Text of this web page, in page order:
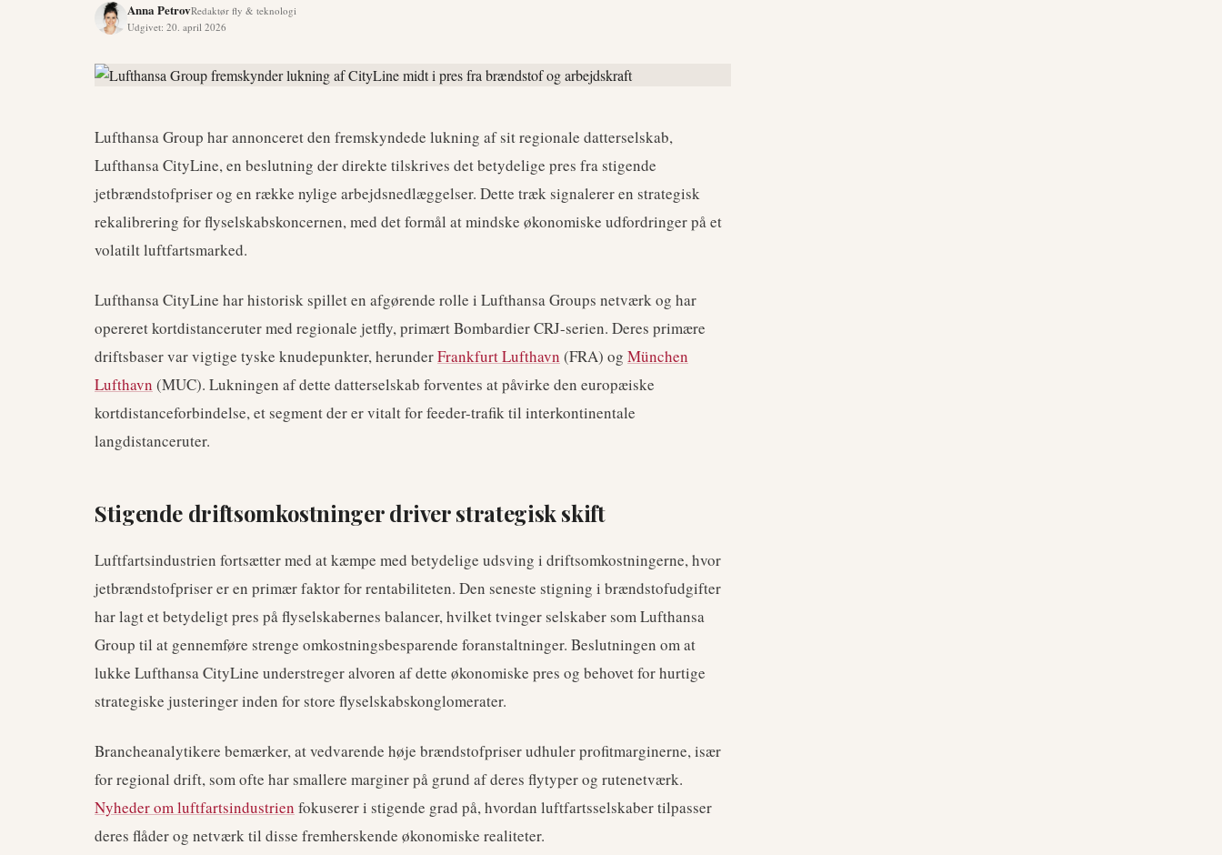
Anna PetrovRedaktør fly & teknologi
Udgivet: 20. april 2026
Lufthansa Group har annonceret den fremskyndede lukning af sit regionale datterselskab,
Lufthansa CityLine, en beslutning der direkte tilskrives det betydelige pres fra stigende
jetbrændstofpriser og en række nylige arbejdsnedlæggelser. Dette træk signalerer en strategisk
rekalibrering for flyselskabskoncernen, med det formål at mindske økonomiske udfordringer på et
volatilt luftfartsmarked.
Lufthansa CityLine har historisk spillet en afgørende rolle i Lufthansa Groups netværk og har
opereret kortdistanceruter med regionale jetfly, primært Bombardier CRJ-serien. Deres primære
driftsbaser var vigtige tyske knudepunkter, herunderFrankfurt Lufthavn (FRA) og München
Lufthavn (MUC). Lukningen af dette datterselskab forventes at påvirke den europæiske
kortdistanceforbindelse, et segment der er vitalt for feeder-trafik til interkontinentale
langdistanceruter.
Stigende driftsomkostninger driver strategisk skift
Luftfartsindustrien fortsætter med at kæmpe med betydelige udsving i driftsomkostningerne, hvor
jetbrændstofpriser er en primær faktor for rentabiliteten. Den seneste stigning i brændstofudgifter
har lagt et betydeligt pres på flyselskabernes balancer, hvilket tvinger selskaber som Lufthansa
Group til at gennemføre strenge omkostningsbesparende foranstaltninger. Beslutningen om at
lukke Lufthansa CityLine understreger alvoren af dette økonomiske pres og behovet for hurtige
strategiske justeringer inden for store flyselskabskonglomerater.
Brancheanalytikere bemærker, at vedvarende høje brændstofpriser udhuler profitmarginerne, især
for regional drift, som ofte har smallere marginer på grund af deres flytyper og rutenetværk.
Nyheder om luftfartsindustrien fokuserer i stigende grad på, hvordan luftfartsselskaber tilpasser
deres flåder og netværk til disse fremherskende økonomiske realiteter.